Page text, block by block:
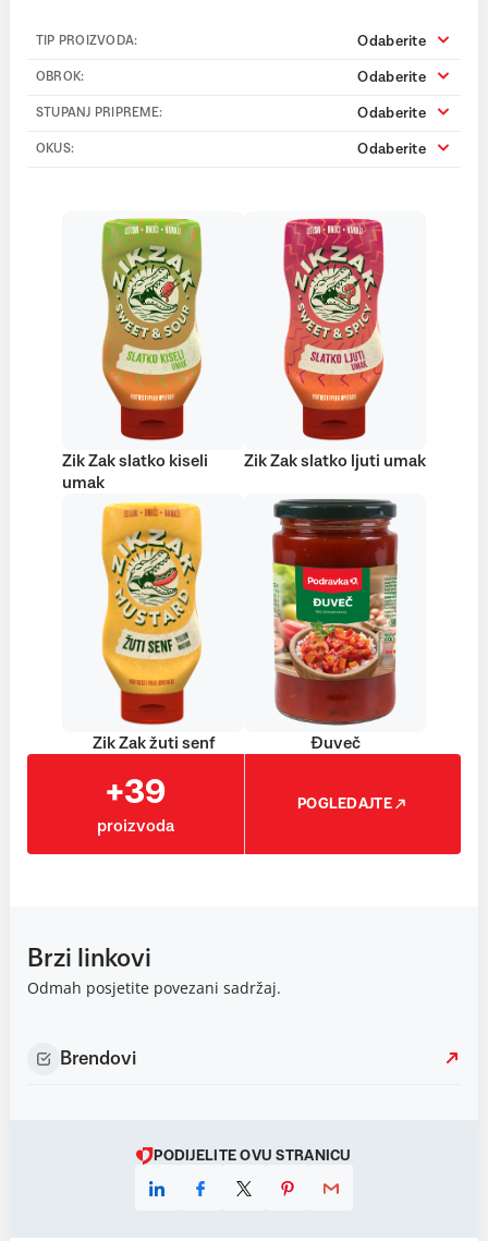
TIP PROIZVODA: Odaberite
OBROK: Odaberite
STUPANJ PRIPREME: Odaberite
OKUS: Odaberite
Zik Zak slatko kiseli
umak
Zik Zak slatko ljuti umak
Zik Zak žuti senf Đuveč
+39
proizvoda
POGLEDAJTE
Brzi linkovi
Odmah posjetite povezani sadržaj.
Brendovi
PODIJELITE OVU STRANICU